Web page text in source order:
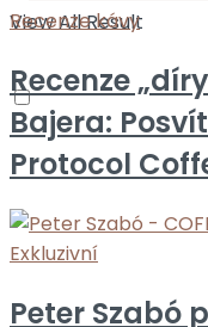
View All Result
Recenze kávy
Recenze
Bajera:
Protocol
Exkluzivní
Peter Szabó